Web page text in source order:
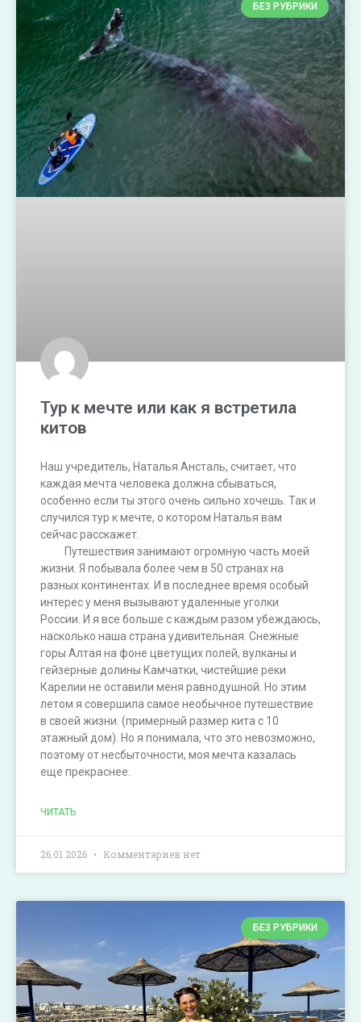
БЕЗ РУБРИКИ
Тур к мечте или как я встретила
китов
Наш учредитель, Наталья Ансталь, считает, что
каждая мечта человека должна сбываться,
особенно если ты этого очень сильно хочешь. Так и
случился тур к мечте, о котором Наталья вам
сейчас расскажет.
⠀⠀⠀Путешествия занимают огромную часть моей
жизни. Я побывала более чем в 50 странах на
разных континентах. И в последнее время особый
интерес у меня вызывают удаленные уголки
России. И я все больше с каждым разом убеждаюсь,
насколько наша страна удивительная. Снежные
горы Алтая на фоне цветущих полей, вулканы и
гейзерные долины Камчатки, чистейшие реки
Карелии не оставили меня равнодушной. Но этим
летом я совершила самое необычное путешествие
в своей жизни. (примерный размер кита с 10
этажный дом). Но я понимала, что это невозможно,
поэтому от несбыточности, моя мечта казалась
еще прекраснее.
ЧИТАТЬ
26.01.2026 Комментариев нет
БЕЗ РУБРИКИ